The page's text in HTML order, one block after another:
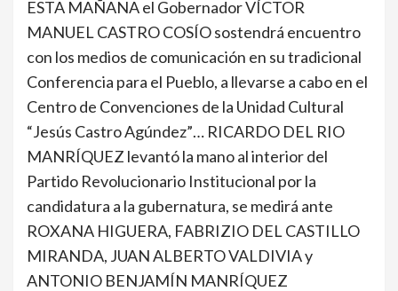
ESTA MAÑANA el Gobernador VÍCTOR
MANUEL CASTRO COSÍO sostendrá encuentro
con los medios de comunicación en su tradicional
Conferencia para el Pueblo, a llevarse a cabo en el
Centro de Convenciones de la Unidad Cultural
“Jesús Castro Agúndez”… RICARDO DEL RIO
MANRÍQUEZ levantó la mano al interior del
Partido Revolucionario Institucional por la
candidatura a la gubernatura, se medirá ante
ROXANA HIGUERA, FABRIZIO DEL CASTILLO
MIRANDA, JUAN ALBERTO VALDIVIA y
ANTONIO BENJAMÍN MANRÍQUEZ